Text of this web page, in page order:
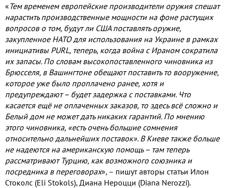
«Тем временем европейские производители оружия спешат
нарастить производственные мощности на фоне растущих
вопросов о том, будут ли США поставлять оружие,
закупленное НАТО для использования на Украине в рамках
инициативы PURL, теперь, когда война с Ираном сократила
их запасы. По словам высокопоставленного чиновника из
Брюсселя, в Вашингтоне обещают поставить то вооружение,
которое уже было проплачено ранее, хотя и
предупреждают – будет задержка с поставками. Что
касается ещё не оплаченных заказов, то здесь всё сложно и
Белый дом не может дать никаких гарантий. По мнению
этого чиновника, «есть очень большие сомнения
относительно дальнейших поставок». В Киеве также больше
не надеются на американскую помощь – там теперь
рассматривают Турцию, как возможного союзника и
посредника в переговорах», – пишут авторы статьи Илон
Стоколс (Eli Stokols), Диана Нероцци (Diana Nerozzi).